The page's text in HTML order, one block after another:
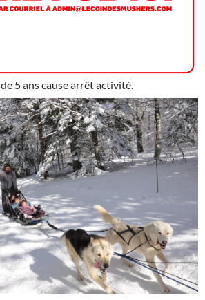
de 5 ans cause arrêt activité.